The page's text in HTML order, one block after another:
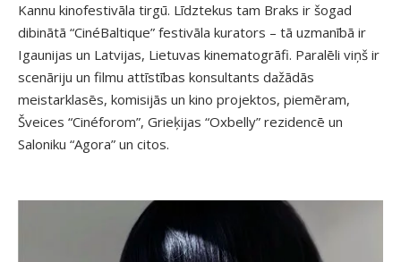
Kannu kinofestivāla tirgū. Līdztekus tam Braks ir šogad
dibinātā “CinéBaltique” festivāla kurators – tā uzmanībā ir
Igaunijas un Latvijas, Lietuvas kinematogrāfi. Paralēli viņš ir
scenāriju un filmu attīstības konsultants dažādās
meistarklasēs, komisijās un kino projektos, piemēram,
Šveices “Cinéforom”, Grieķijas “Oxbelly” rezidencē un
Saloniku “Agora” un citos.